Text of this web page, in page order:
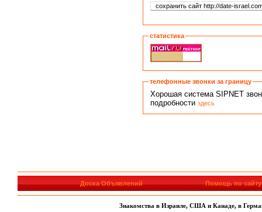
статистика
телефонные звонки за границу
Хорошая система SIPNET
подробностиздесь
Доска Объявлений Помощь по сайту
Знакомства в Израиле, США и Канаде, в